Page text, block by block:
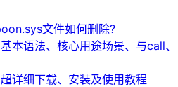
文件如何删除?
语法、核心用途场景、与call、
详细下载、安装及使用教程